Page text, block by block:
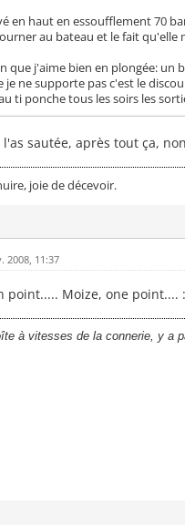
en haut en essoufflement 70
au bateau et le fait qu'elle
que j'aime bien en plongée: un
je ne supporte pas c'est le
ti ponche tous les soirs les
sautée, après tout ça,
joie de décevoir.
2008, 11:37
point..... Moize, one point....
à vitesses de la connerie, y a